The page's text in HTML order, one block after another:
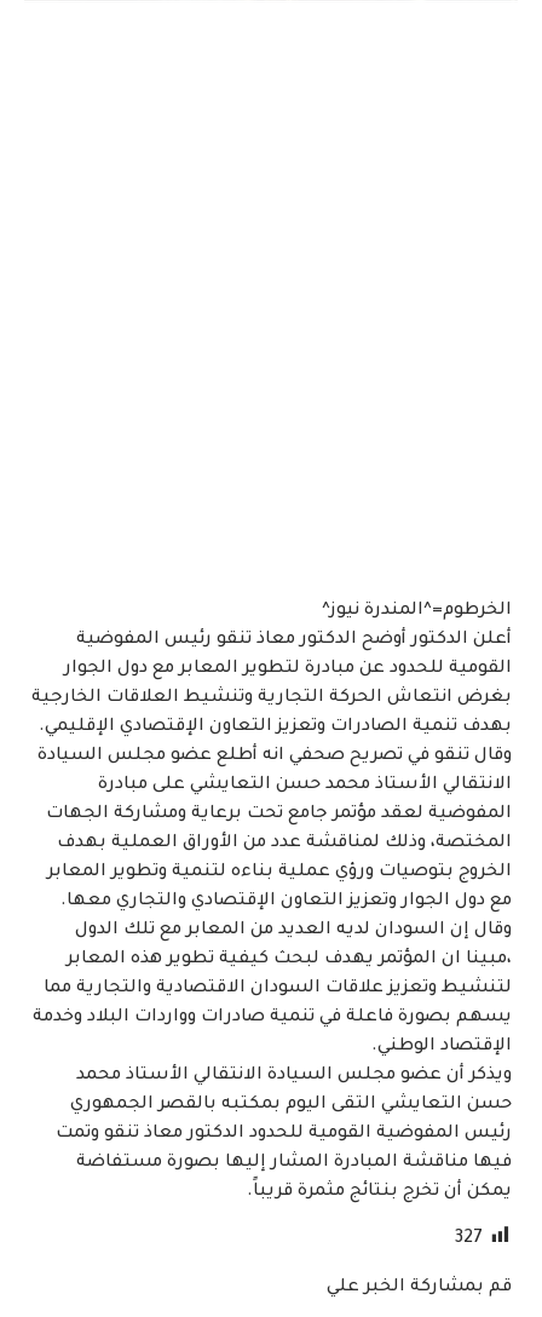
الخرطوم=^المندرة نيوز^
أعلن الدكتور أوضح الدكتور معاذ تنقو رئيس المفوضية
القومية للحدود عن مبادرة لتطوير المعابر مع دول الجوار
بغرض انتعاش الحركة التجارية وتنشيط العلاقات الخارجية
بهدف تنمية الصادرات وتعزيز التعاون الإقتصادي الإقليمي.
وقال تنقو في تصريح صحفي انه أطلع عضو مجلس السيادة
الانتقالي الأستاذ محمد حسن التعايشي على مبادرة
المفوضية لعقد مؤتمر جامع تحت برعاية ومشاركة الجهات
المختصة، وذلك لمناقشة عدد من الأوراق العملية بهدف
الخروج بتوصيات ورؤي عملية بناءه لتنمية وتطوير المعابر
مع دول الجوار وتعزيز التعاون الإقتصادي والتجاري معها.
وقال إن السودان لديه العديد من المعابر مع تلك الدول
،مبينا ان المؤتمر يهدف لبحث كيفية تطوير هذه المعابر
لتنشيط وتعزيز علاقات السودان الاقتصادية والتجارية مما
يسهم بصورة فاعلة في تنمية صادرات وواردات البلاد وخدمة
الإقتصاد الوطني.
ويذكر أن عضو مجلس السيادة الانتقالي الأستاذ محمد
حسن التعايشي التقى اليوم بمكتبه بالقصر الجمهوري
رئيس المفوضية القومية للحدود الدكتور معاذ تنقو وتمت
فيها مناقشة المبادرة المشار إليها بصورة مستفاضة
يمكن أن تخرج بنتائج مثمرة قريباً.
327
قم بمشاركة الخبر علي